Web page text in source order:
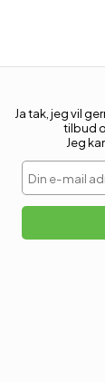
Ja tak, jeg vil
tilbud
Jeg